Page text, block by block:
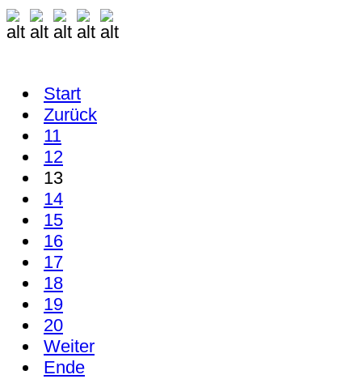
Start
Zurück
11
12
13
14
15
16
17
18
19
20
Weiter
Ende